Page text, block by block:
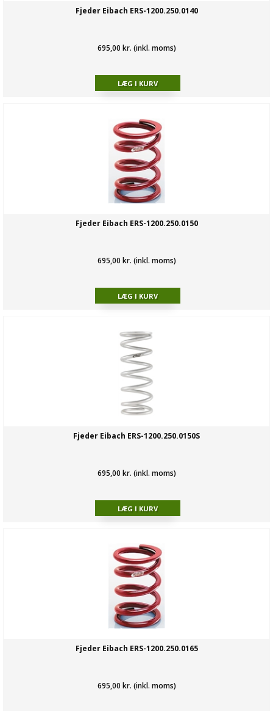
Fjeder Eibach ERS-1200.250.0140
695,00 kr. (inkl. moms)
Fjeder Eibach ERS-1200.250.0150
695,00 kr. (inkl. moms)
Fjeder Eibach ERS-1200.250.0150S
695,00 kr. (inkl. moms)
Fjeder Eibach ERS-1200.250.0165
695,00 kr. (inkl. moms)